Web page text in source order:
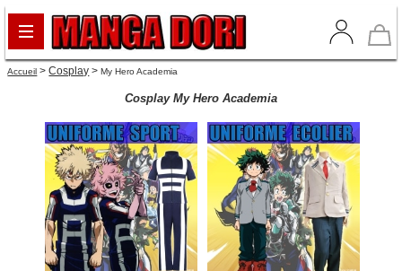
Accueil >Cosplay >My Hero Academia
Cosplay My Hero Academia